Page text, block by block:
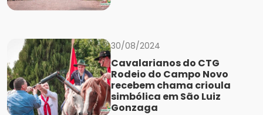
30/08/2024
Cavalarianos do CTG
Rodeio do Campo Novo
recebem chama crioula
simbólica em São Luiz
Gonzaga